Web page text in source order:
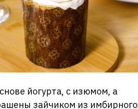
йогурта, с изюмом, а
зайчиком из имбирного